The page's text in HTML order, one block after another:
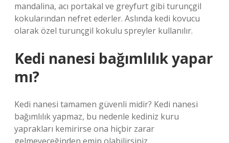
mandalina, acı portakal ve greyfurt gibi turunçgil
kokularından nefret ederler. Aslında kedi kovucu
olarak özel turunçgil kokulu spreyler kullanılır.
Kedi nanesi bağımlılık yapar
mı?
Kedi nanesi tamamen güvenli midir? Kedi nanesi
bağımlılık yapmaz, bu nedenle kediniz kuru
yaprakları kemirirse ona hiçbir zarar